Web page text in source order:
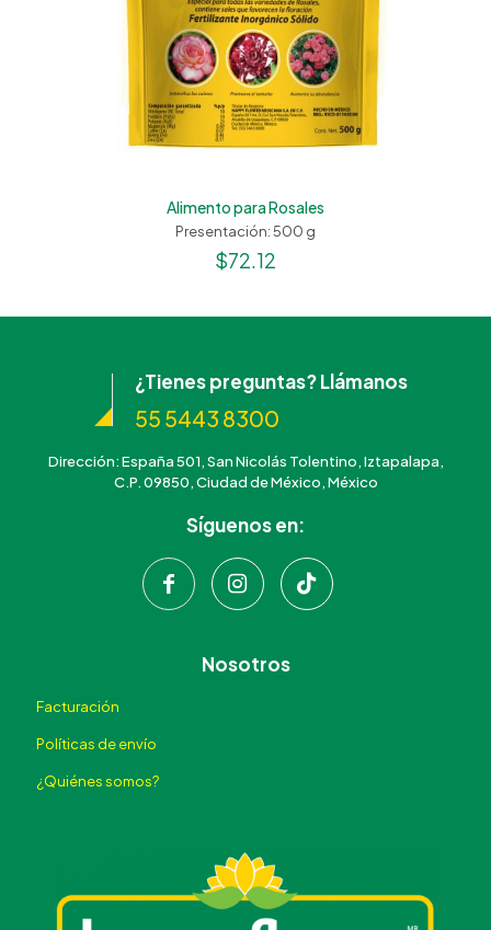
Alimento para Rosales
Presentación: 500 g
$72.12
¿Tienes preguntas? Llámanos
55 5443 8300
Dirección: España 501, San Nicolás Tolentino, Iztapalapa,
C.P. 09850, Ciudad de México, México
Síguenos en:
Nosotros
Facturación
Políticas de envío
¿Quiénes somos?